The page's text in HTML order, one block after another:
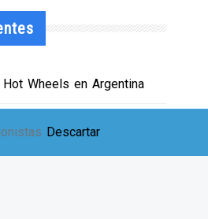
Descartar
Wheels en Argentina